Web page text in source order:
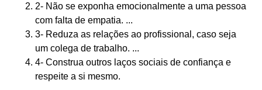
2- Não se exponha emocionalmente a uma pessoa
com falta de empatia. ...
3- Reduza as relações ao profissional, caso seja
um colega de trabalho. ...
4- Construa outros laços sociais de confiança e
respeite a si mesmo.